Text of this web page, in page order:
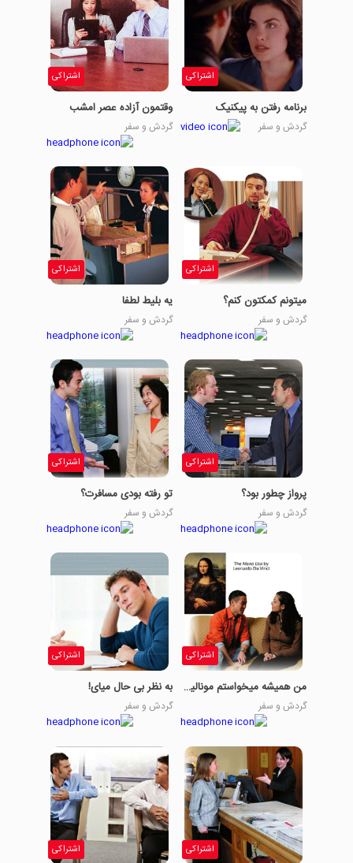
اشتراکی
برنامه رفتن به پیکنیک
گردش و سفر
اشتراکی
وقتمون آزاده عصر امشب
گردش و سفر
اشتراکی
میتونم کمکتون کنم؟
گردش و سفر
اشتراکی
یه بلیط لطفا
گردش و سفر
اشتراکی
پرواز چطور بود؟
گردش و سفر
اشتراکی
تو رفته بودی مسافرت؟
گردش و سفر
اشتراکی
من همیشه میخواستم مونالیزا رو ببینم
گردش و سفر
اشتراکی
به نظر بی حال میای!
گردش و سفر
اشتراکی اشتراکی